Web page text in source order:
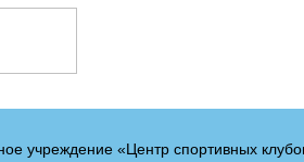
учреждение «Центр спортивных